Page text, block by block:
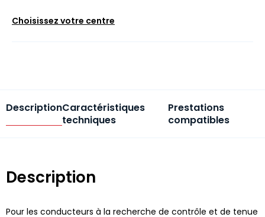
Choisissez votre centre
DescriptionCaractéristiques
techniques
Prestations
compatibles
Description
Pour les conducteurs à la recherche de contrôle et de tenue